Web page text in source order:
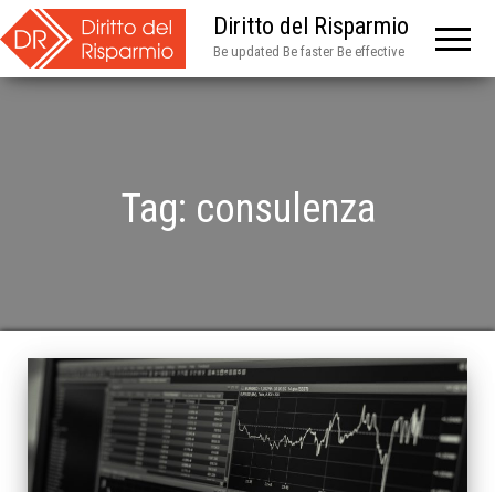
Diritto del Risparmio
Be updated Be faster Be effective
Tag: consulenza